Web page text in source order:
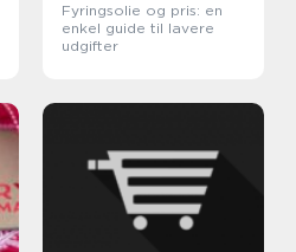
Fyringsolie og pris: en
enkel guide til lavere
udgifter